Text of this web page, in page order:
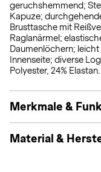
geruchshemmend;
Kapuze;
Brusttasche mit
Raglanärmel;
Daumenlöchern;
Innenseite; diverse
Polyester, 24% Elastan.
Merkmale &
Material &